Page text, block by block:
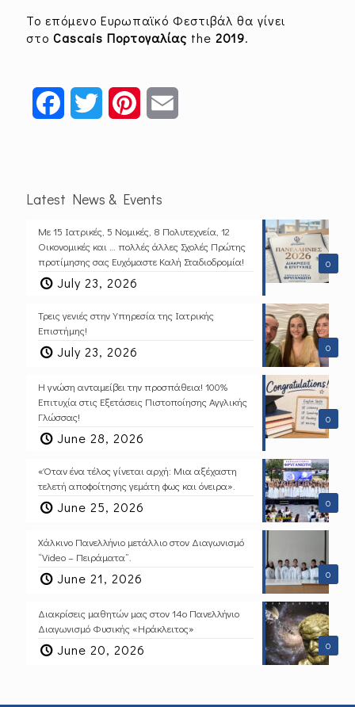
Το επόμενο Ευρωπαϊκό Φεστιβάλ θα γίνει
στο Cascais Πορτογαλίας the 2019.
FacebookTwitter Pinterest
Latest News & Events
0
Με 15 Ιατρικές, 5 Νομικές, 8 Πολυτεχνεία, 12
Οικονομικές και … πολλές άλλες Σχολές Πρώτης
προτίμησης σας Ευχόμαστε Καλή Σταδιοδρομία!
July 23, 2026
0
Τρεις γενιές στην Υπηρεσία της Ιατρικής
Επιστήμης!
July 23, 2026
0
Η γνώση ανταμείβει την προσπάθεια! 100%
Επιτυχία στις Εξετάσεις Πιστοποίησης Αγγλικής
Γλώσσας!
June 28, 2026
0
«Όταν ένα τέλος γίνεται αρχή: Μια αξέχαστη
τελετή αποφοίτησης γεμάτη φως και όνειρα».
June 25, 2026
0
Χάλκινο Πανελλήνιο μετάλλιο στον Διαγωνισμό
“Video – Πειράματα”.
June 21, 2026
0
Διακρίσεις μαθητών μας στον 14ο Πανελλήνιο
Διαγωνισμό Φυσικής «Ηράκλειτος»
June 20, 2026